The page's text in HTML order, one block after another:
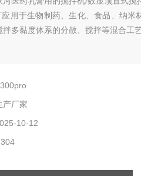
用于生物制药、生化、食品、纳
拌多黏度体系的分散、搅拌等混合工艺
产厂家
10-12